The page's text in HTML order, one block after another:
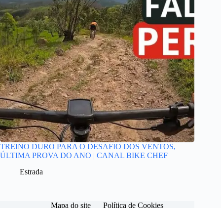
TREINO DURO PARA O DESAFIO DOS VENTOS,
ÚLTIMA PROVA DO ANO | CANAL BIKE CHEF
Estrada
Mapa do site Política de Cookies